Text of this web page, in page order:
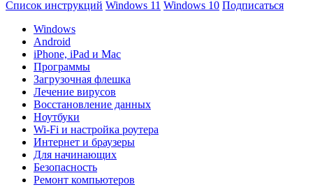
Список инструкций Windows 11 Windows 10 Подписаться
Windows
Android
iPhone, iPad и Mac
Программы
Загрузочная флешка
Лечение вирусов
Восстановление данных
Ноутбуки
Wi-Fi и настройка роутера
Интернет и браузеры
Для начинающих
Безопасность
Ремонт компьютеров